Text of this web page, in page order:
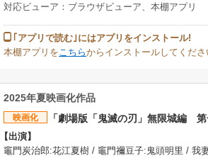
対応ビューア：ブラウザビューア、本棚アプリ
｢アプリで読む｣にはアプリをインストール!
本棚アプリを こちらからインストールしてくださ
2025年夏映画化作品
映画化 「劇場版「鬼滅の刃」無限城編
出演】
竈門炭治郎:花江夏樹 / 竈門禰豆子:鬼頭明里 / 我